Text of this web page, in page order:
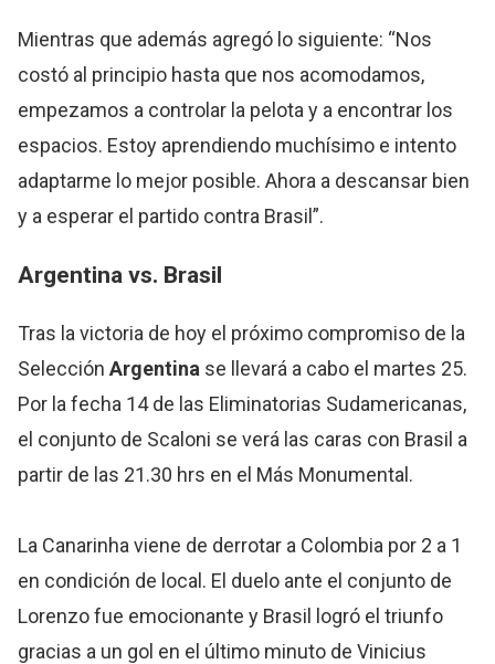
Mientras que además agregó lo siguiente: “Nos
costó al principio hasta que nos acomodamos,
empezamos a controlar la pelota y a encontrar los
espacios. Estoy aprendiendo muchísimo e intento
adaptarme lo mejor posible. Ahora a descansar bien
y a esperar el partido contra Brasil”.
Argentina vs. Brasil
Tras la victoria de hoy el próximo compromiso de la
Selección Argentina se llevará a cabo el martes 25.
Por la fecha 14 de las Eliminatorias Sudamericanas,
el conjunto de Scaloni se verá las caras con Brasil a
partir de las 21.30 hrs en el Más Monumental.
La Canarinha viene de derrotar a Colombia por 2 a 1
en condición de local. El duelo ante el conjunto de
Lorenzo fue emocionante y Brasil logró el triunfo
gracias a un gol en el último minuto de Vinicius